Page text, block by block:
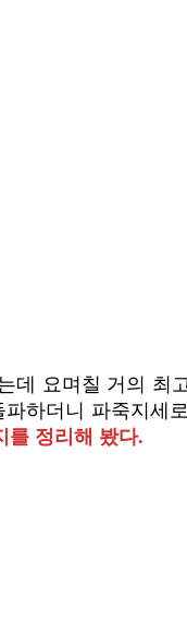
요며칠 거의 최
하더니 파죽지세
를 정리해 봤다.